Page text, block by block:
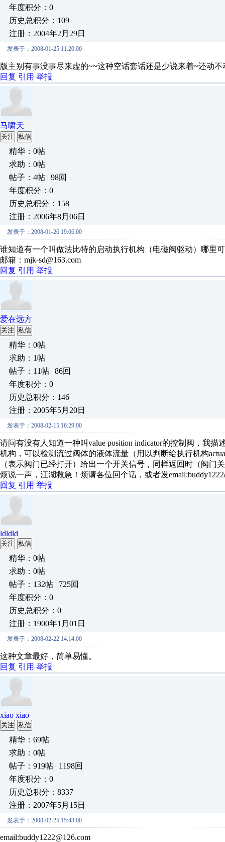
年度积分：0
历史总积分：109
注册：2004年2月29日
发表于：2008-01-25 11:20:00
版主别有事没事尽来虚的~~这种空话套话还是少说来着~还动
回复 引用 举报
马啸天
关注 私信
精华：0帖
求助：0帖
帖子：4帖 | 98回
年度积分：0
历史总积分：158
注册：2006年8月06日
发表于：2008-01-26 19:06:00
谁知道有一个叫做法比特的启动执行机构（电磁阀驱动）哪里
邮箱：mjk-sd@163.com
回复 引用 举报
爱在远方
关注 私信
精华：0帖
求助：1帖
帖子：11帖 | 86回
年度积分：0
历史总积分：146
注册：2005年5月20日
发表于：2008-02-15 16:29:00
请问有没有人知道一种叫value position indicator的控制阀，我
机构，可以检测流过阀体的液体流量（用以判断给执行机构
（表示阀门已经打开）给出一个开关信号，同样返回时（阀
烦说一声，江湖救急！烦请各位回个话，或者发
回复 引用 举报
ldldld
关注 私信
精华：0帖
求助：0帖
帖子：132帖 | 725回
年度积分：0
历史总积分：0
注册：1900年1月01日
发表于：2008-02-22 14:14:00
这种文章最好，简单易懂。
回复 引用 举报
xiao xiao
关注 私信
精华：69帖
求助：0帖
帖子：919帖 | 1198回
年度积分：0
历史总积分：8337
注册：2007年5月15日
发表于：2008-02-25 15:43:00
email:buddy1222@126.com